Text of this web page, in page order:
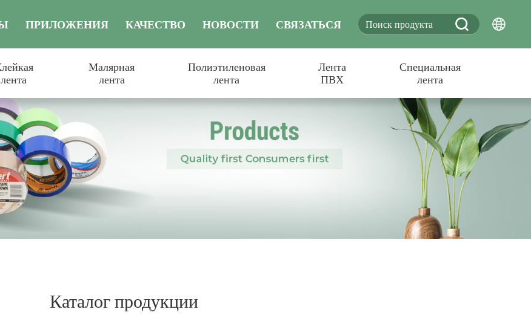
ПРИЛОЖЕНИЯ КАЧЕСТВО НОВОСТИ СВЯЗАТЬСЯ
С НАМИ
лента
Малярная
лента
Полиэтиленовая
лента
Лента
ПВХ
Специальная
лента
Каталог продукции